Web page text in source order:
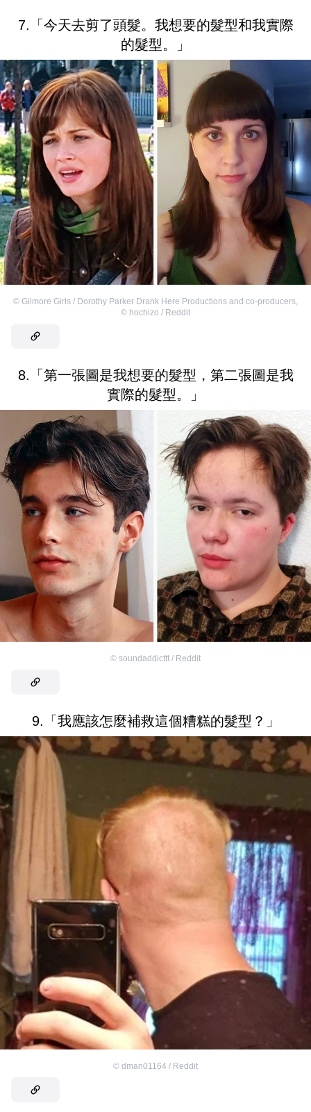
7.「今天去剪了頭髮。我想要的髮型和我實際
的髮型。」
© Gilmore Girls / Dorothy Parker Drank Here Productions and co-producers,
© hochizo / Reddit
8.「第一張圖是我想要的髮型，第二張圖是我
實際的髮型。」
© soundaddicttt / Reddit
9.「我應該怎麼補救這個糟糕的髮型？」
© dman01164 / Reddit